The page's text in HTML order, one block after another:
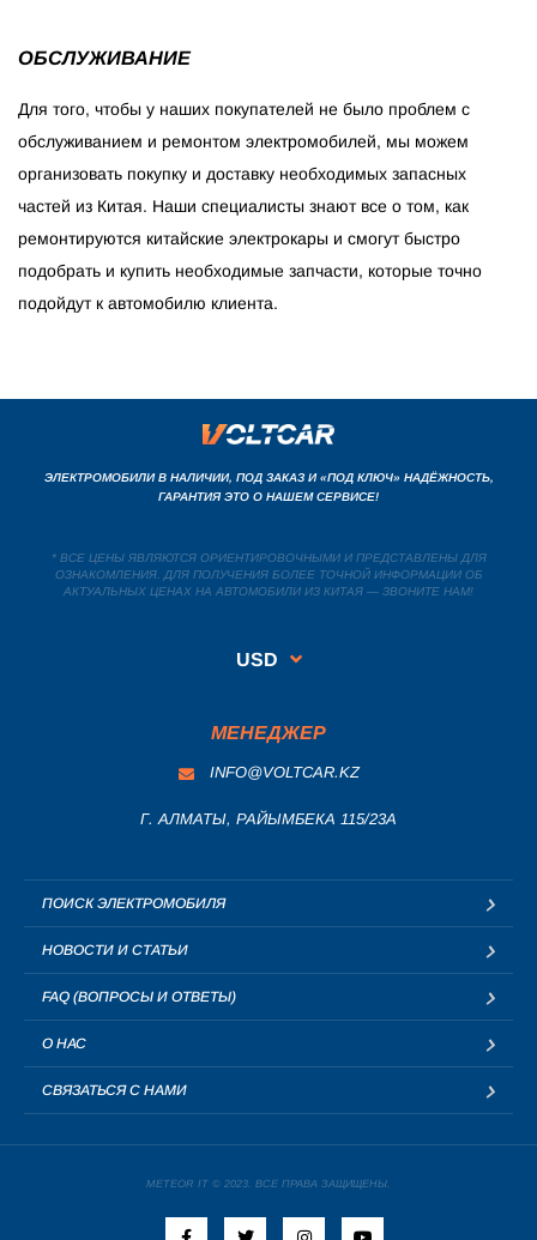
ОБСЛУЖИВАНИЕ
Для того, чтобы у наших покупателей не было проблем с
обслуживанием и ремонтом электромобилей, мы можем
организовать покупку и доставку необходимых запасных
частей из Китая. Наши специалисты знают все о том, как
ремонтируются китайские электрокары и смогут быстро
подобрать и купить необходимые запчасти, которые точно
подойдут к автомобилю клиента.
ЭЛЕКТРОМОБИЛИ В НАЛИЧИИ, ПОД ЗАКАЗ И «ПОД КЛЮЧ» НАДЁЖНОСТЬ,
ГАРАНТИЯ ЭТО О НАШЕМ СЕРВИСЕ!
* ВСЕ ЦЕНЫ ЯВЛЯЮТСЯ ОРИЕНТИРОВОЧНЫМИ И ПРЕДСТАВЛЕНЫ ДЛЯ
ОЗНАКОМЛЕНИЯ. ДЛЯ ПОЛУЧЕНИЯ БОЛЕЕ ТОЧНОЙ ИНФОРМАЦИИ ОБ
АКТУАЛЬНЫХ ЦЕНАХ НА АВТОМОБИЛИ ИЗ КИТАЯ — ЗВОНИТЕ НАМ!
USD
МЕНЕДЖЕР
INFO@VOLTCAR.KZ
Г. АЛМАТЫ, РАЙЫМБЕКА 115/23A
ПОИСК ЭЛЕКТРОМОБИЛЯ
НОВОСТИ И СТАТЬИ
FAQ (ВОПРОСЫ И ОТВЕТЫ)
О НАС
СВЯЗАТЬСЯ С НАМИ
METEOR IT © 2023. ВСЕ ПРАВА ЗАЩИЩЕНЫ.